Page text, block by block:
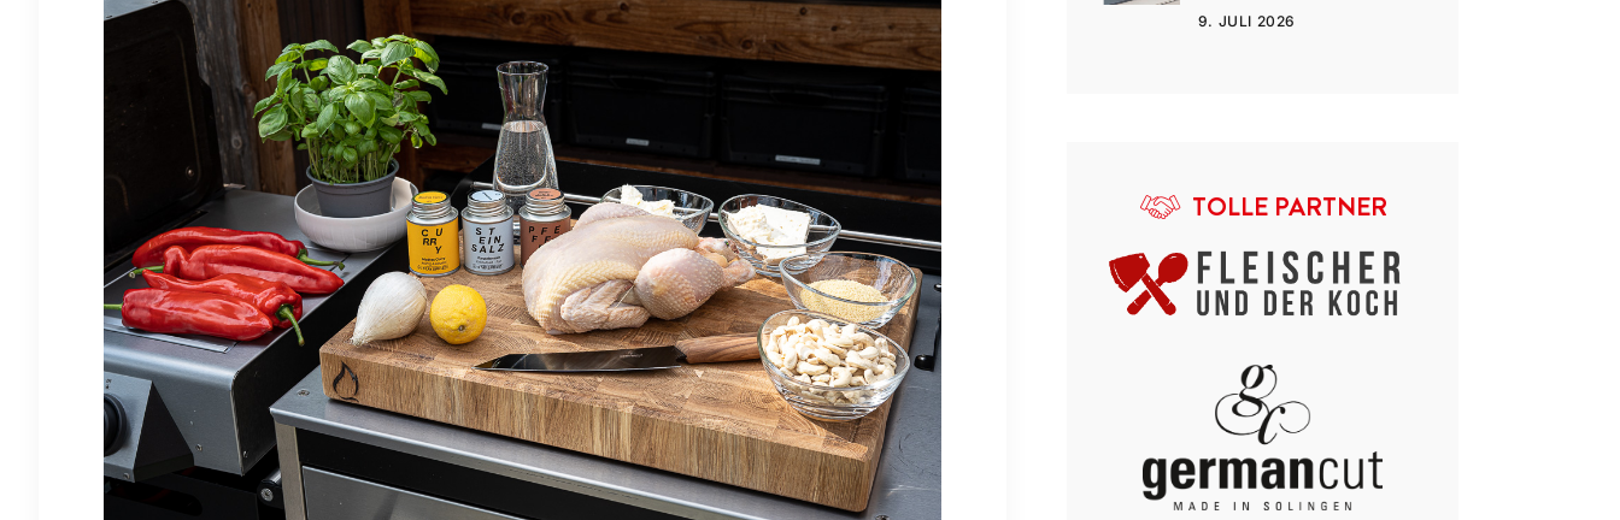
9. JULI 2026
TOLLE PARTNER